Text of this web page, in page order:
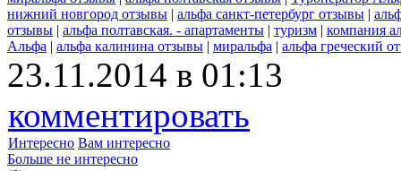
нижний новгород отзывы | альфа санкт-петербург отзывы |
отзывы | альфа полтавская. - апартаменты | туризм | компания
Альфа | альфа калинина отзывы | миральфа | альфа греческий
23.11.2014 в 01:13
комментировать
Интересно Вам интересно
Больше не интересно